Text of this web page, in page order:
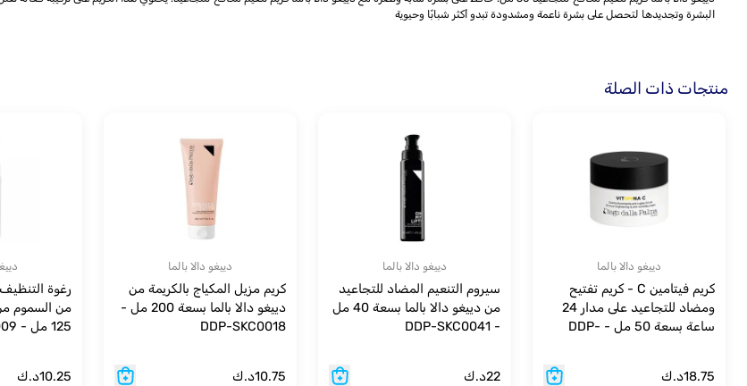
البشرة وتجديدها لتحصل على بشرة ناعمة ومشدودة تبدو أكثر شبابًا وحيوية
منتجات ذات الصلة
دييغو دالا بالما
كريم فيتامين C - كريم تفتيح
ومضاد للتجاعيد على مدار 24
ساعة بسعة 50 مل - DDP-
18.75د.ك
دييغو دالا بالما
سيروم التنعيم المضاد للتجاعيد
من دييغو دالا بالما بسعة 40 مل
- DDP-SKC0041
22د.ك
دييغو دالا بالما
كريم مزيل المكياج بالكريمة من
دييغو دالا بالما بسعة 200 مل -
DDP-SKC0018
10.75د.ك
رغوة
من السموم من
125 مل - DDP-SKC0009
10.25د.ك